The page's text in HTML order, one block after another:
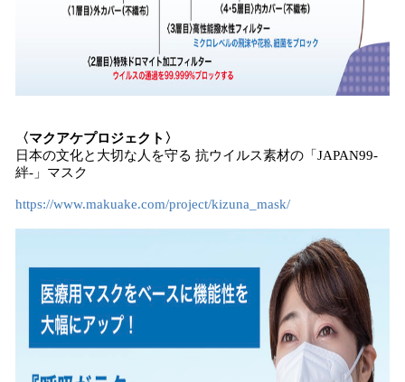
〈マクアケプロジェクト〉
日本の文化と大切な人を守る 抗ウイルス素材の「JAPAN99-
絆-」マスク
https://www.makuake.com/project/kizuna_mask/